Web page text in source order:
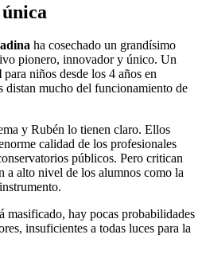
ha cosechado un grandísimo
pionero, innovador y único. Un
para niños desde los 4 años en
distan mucho del funcionamiento de
y Rubén lo tienen claro. Ellos
calidad de los profesionales
públicos. Pero critican
a alto nivel de los alumnos como la
masificado, hay pocas probabilidades
insuficientes a todas luces para la